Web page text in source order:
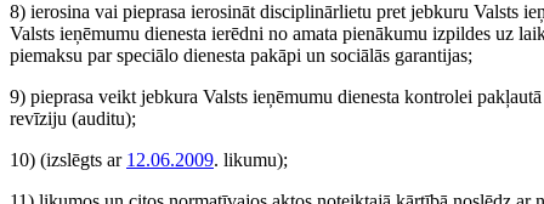
8) ierosina vai pieprasa ierosināt disciplinārlietu pret jebkuru Valsts
Valsts ieņēmumu dienesta ierēdni no amata pienākumu izpildes uz
piemaksu par speciālo dienesta pakāpi un sociālās garantijas;
9) pieprasa veikt jebkura Valsts ieņēmumu dienesta kontrolei
revīziju (auditu);
10) (izslēgts ar 12.06.2009. likumu);